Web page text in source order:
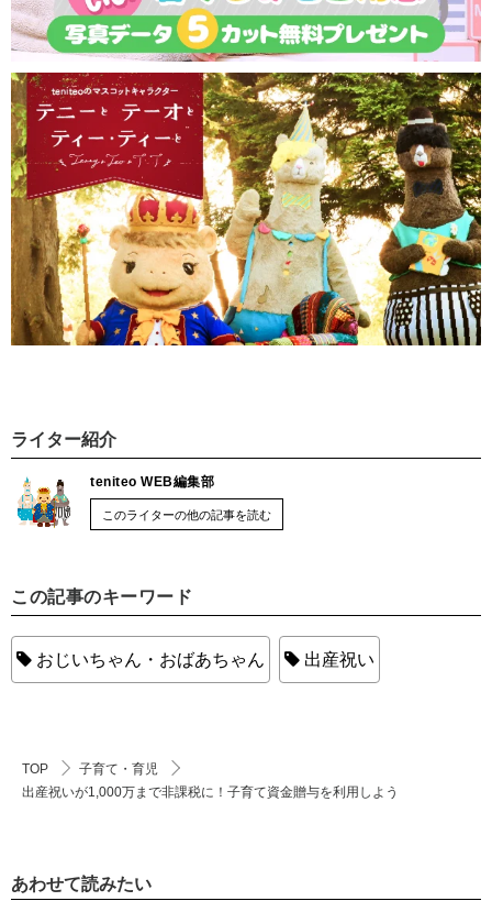
ライター紹介
teniteo WEB編集部
このライターの他の記事を読む
この記事のキーワード
おじいちゃん・おばあちゃん 出産祝い
TOP
子育て・育児
出産祝いが1,000万まで非課税に！子育て資金贈与を利用しよう
あわせて読みたい